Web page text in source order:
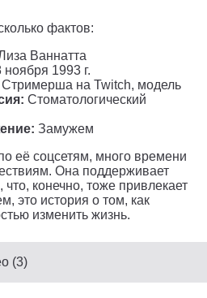
фактов:
Ваннатта
ноября 1993 г.
Стримерша на Twitch, модель
Стоматологический
Замужем
её соцсетям, много времени
Она поддерживает
конечно, тоже привлекает
это история о том, как
изменить жизнь.
(3)